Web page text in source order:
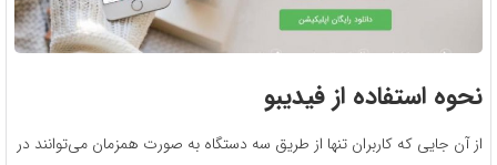
نحوه استفاده از فیدیبو
از آن جایی که کاربران تنها از طریق سه دستگاه به صورت همزمان می‌توانند در